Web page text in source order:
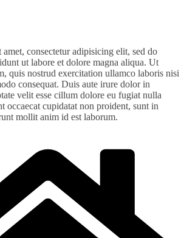
consectetur adipisicing elit, sed do
ut labore et dolore magna aliqua. Ut
quis nostrud exercitation ullamco laboris nisi
consequat. Duis aute irure dolor in
velit esse cillum dolore eu fugiat nulla
occaecat cupidatat non proident, sunt in
mollit anim id est laborum.